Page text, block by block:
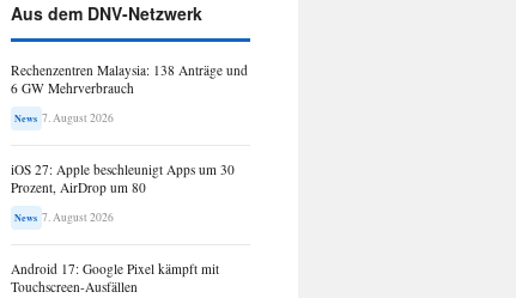
Aus dem DNV-Netzwerk
Rechenzentren Malaysia: 138 Anträge und
6 GW Mehrverbrauch
News 7. August 2026
iOS 27: Apple beschleunigt Apps um 30
Prozent, AirDrop um 80
News 7. August 2026
Android 17: Google Pixel kämpft mit
Touchscreen-Ausfällen